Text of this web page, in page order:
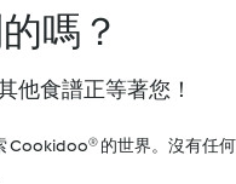
嗎？
他食譜正等著您！
Cookidoo® 的世界。沒有任何